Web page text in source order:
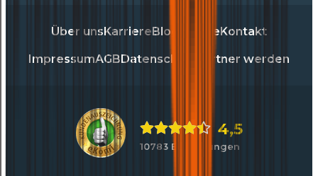
Über unsKarriereBlog PresseKontakt
ImpressumAGBDatenschutz Partner werden
4,5
10783 Bewertungen